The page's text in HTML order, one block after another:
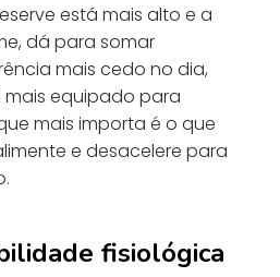
está mais alto e a
dá para somar
mais cedo no dia,
equipado para
mais importa é o que
e desacelere para
fisiológica